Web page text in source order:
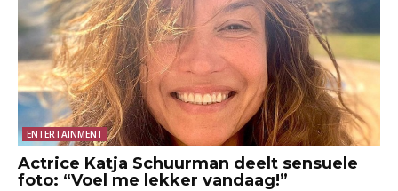
ENTERTAINMENT
Actrice Katja Schuurman deelt sensuele
foto: “Voel me lekker vandaag!”